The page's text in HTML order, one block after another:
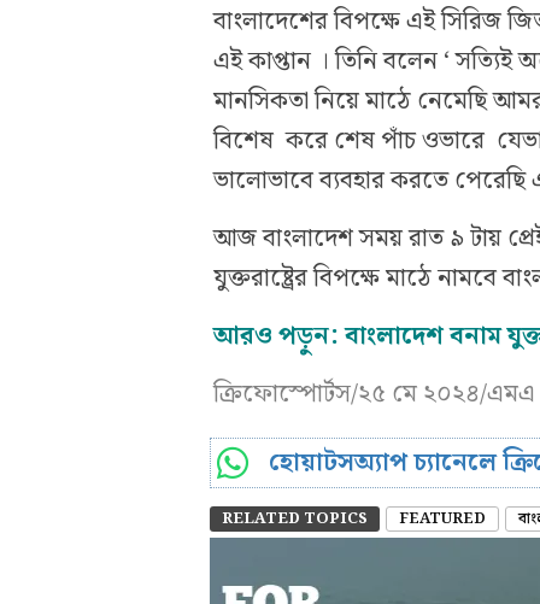
বাংলাদেশের বিপক্ষে এই সিরিজ
এই কাপ্তান । তিনি বলেন ‘
মানসিকতা নিয়ে মাঠে নেমেছি
বিশেষ করে শেষ পাঁচ ওভারে
ভালোভাবে ব্যবহার করতে
আজ বাংলাদেশ সময় রাত ৯ টায়
যুক্তরাষ্ট্রের বিপক্ষে মাঠে নামবে
আরও পড়ুন:বাংলাদেশ বনাম
ক্রিফোস্পোর্টস/২৫ মে ২০২৪/এমএ
হোয়াটসঅ্যাপ চ্যানেলে
RELATED TOPICS FEATURED